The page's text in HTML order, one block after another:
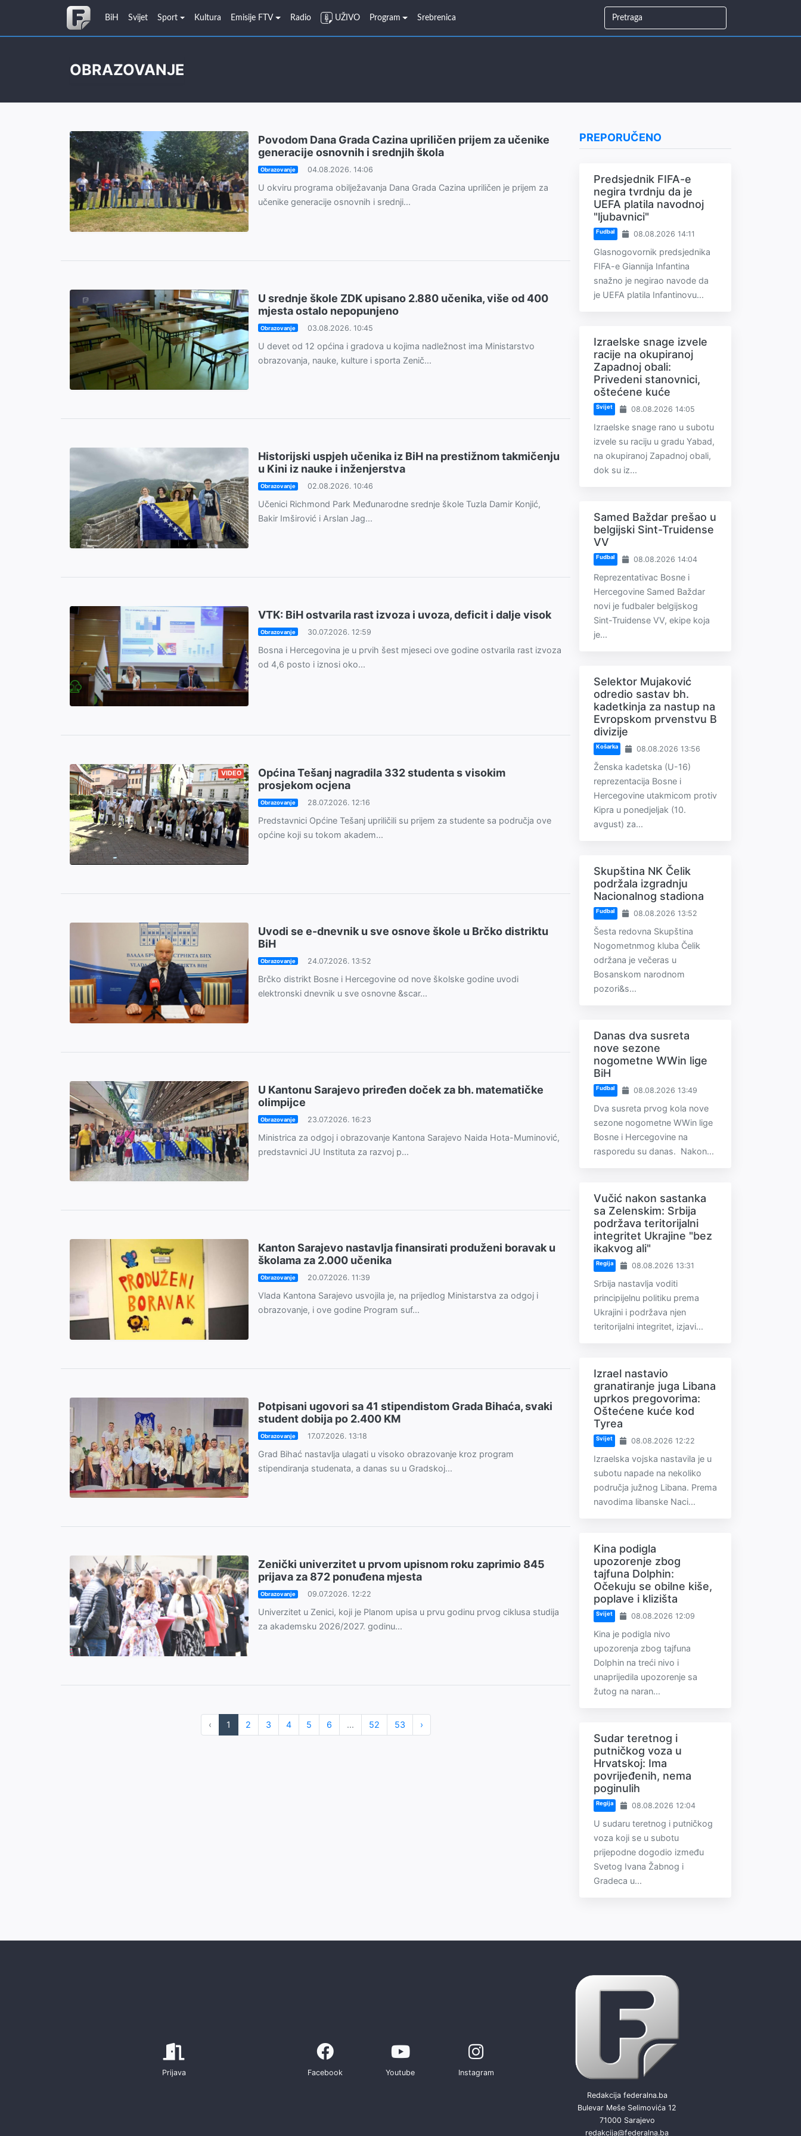
BiH Svijet Sport Kultura Emisije FTV Radio UŽIVO Program Srebrenica
OBRAZOVANJE
Povodom Dana Grada Cazina upriličen prijem za učenike
generacije osnovnih i srednjih škola
Obrazovanje 04.08.2026. 14:06
U okviru programa obilježavanja Dana Grada Cazina upriličen je prijem za
učenike generacije osnovnih i srednji...
U srednje škole ZDK upisano 2.880 učenika, više od 400
mjesta ostalo nepopunjeno
Obrazovanje 03.08.2026. 10:45
U devet od 12 općina i gradova u kojima nadležnost ima Ministarstvo
obrazovanja, nauke, kulture i sporta Zenič...
Historijski uspjeh učenika iz BiH na prestižnom takmičenju
u Kini iz nauke i inženjerstva
Obrazovanje 02.08.2026. 10:46
Učenici Richmond Park Međunarodne srednje škole Tuzla Damir Konjić,
Bakir Imširović i Arslan Jag...
VTK: BiH ostvarila rast izvoza i uvoza, deficit i dalje visok
Obrazovanje 30.07.2026. 12:59
Bosna i Hercegovina je u prvih šest mjeseci ove godine ostvarila rast izvoza
od 4,6 posto i iznosi oko...
VIDEO
Općina Tešanj nagradila 332 studenta s visokim
prosjekom ocjena
Obrazovanje 28.07.2026. 12:16
Predstavnici Općine Tešanj upriličili su prijem za studente sa područja ove
općine koji su tokom akadem...
Uvodi se e-dnevnik u sve osnove škole u Brčko distriktu
BiH
Obrazovanje 24.07.2026. 13:52
Brčko distrikt Bosne i Hercegovine od nove školske godine uvodi
elektronski dnevnik u sve osnovne &scar...
U Kantonu Sarajevo priređen doček za bh. matematičke
olimpijce
Obrazovanje 23.07.2026. 16:23
Ministrica za odgoj i obrazovanje Kantona Sarajevo Naida Hota-Muminović,
predstavnici JU Instituta za razvoj p...
Kanton Sarajevo nastavlja finansirati produženi boravak u
školama za 2.000 učenika
Obrazovanje 20.07.2026. 11:39
Vlada Kantona Sarajevo usvojila je, na prijedlog Ministarstva za odgoj i
obrazovanje, i ove godine Program suf...
Potpisani ugovori sa 41 stipendistom Grada Bihaća, svaki
student dobija po 2.400 KM
Obrazovanje 17.07.2026. 13:18
Grad Bihać nastavlja ulagati u visoko obrazovanje kroz program
stipendiranja studenata, a danas su u Gradskoj...
Zenički univerzitet u prvom upisnom roku zaprimio 845
prijava za 872 ponuđena mjesta
Obrazovanje 09.07.2026. 12:22
Univerzitet u Zenici, koji je Planom upisa u prvu godinu prvog ciklusa studija
za akademsku 2026/2027. godinu...
‹ 1 2 3 4 5 6 ... 52 53 ›
PREPORUČENO
Predsjednik FIFA-e
negira tvrdnju da je
UEFA platila navodnoj
"ljubavnici"
Fudbal 08.08.2026 14:11
Glasnogovornik predsjednika
FIFA-e Giannija Infantina
snažno je negirao navode da
je UEFA platila Infantinovu...
Izraelske snage izvele
racije na okupiranoj
Zapadnoj obali:
Privedeni stanovnici,
oštećene kuće
Svijet 08.08.2026 14:05
Izraelske snage rano u subotu
izvele su raciju u gradu Yabad,
na okupiranoj Zapadnoj obali,
dok su iz...
Samed Baždar prešao u
belgijski Sint-Truidense
VV
Fudbal 08.08.2026 14:04
Reprezentativac Bosne i
Hercegovine Samed Baždar
novi je fudbaler belgijskog
Sint-Truidense VV, ekipe koja
je...
Selektor Mujaković
odredio sastav bh.
kadetkinja za nastup na
Evropskom prvenstvu B
divizije
Košarka 08.08.2026 13:56
Ženska kadetska (U-16)
reprezentacija Bosne i
Hercegovine utakmicom protiv
Kipra u ponedjeljak (10.
avgust) za...
Skupština NK Čelik
podržala izgradnju
Nacionalnog stadiona
Fudbal 08.08.2026 13:52
Šesta redovna Skupština
Nogometnmog kluba Čelik
održana je večeras u
Bosanskom narodnom
pozori&s...
Danas dva susreta
nove sezone
nogometne WWin lige
BiH
Fudbal 08.08.2026 13:49
Dva susreta prvog kola nove
sezone nogometne WWin lige
Bosne i Hercegovine na
rasporedu su danas. Nakon...
Vučić nakon sastanka
sa Zelenskim: Srbija
podržava teritorijalni
integritet Ukrajine "bez
ikakvog ali"
Regija 08.08.2026 13:31
Srbija nastavlja voditi
principijelnu politiku prema
Ukrajini i podržava njen
teritorijalni integritet, izjavi...
Izrael nastavio
granatiranje juga Libana
uprkos pregovorima:
Oštećene kuće kod
Tyrea
Svijet 08.08.2026 12:22
Izraelska vojska nastavila je u
subotu napade na nekoliko
područja južnog Libana. Prema
navodima libanske Naci...
Kina podigla
upozorenje zbog
tajfuna Dolphin:
Očekuju se obilne kiše,
poplave i klizišta
Svijet 08.08.2026 12:09
Kina je podigla nivo
upozorenja zbog tajfuna
Dolphin na treći nivo i
unaprijedila upozorenje sa
žutog na naran...
Sudar teretnog i
putničkog voza u
Hrvatskoj: Ima
povrijeđenih, nema
poginulih
Regija 08.08.2026 12:04
U sudaru teretnog i putničkog
voza koji se u subotu
prijepodne dogodio između
Svetog Ivana Žabnog i
Gradeca u...
Prijava Facebook Youtube Instagram
Redakcija federalna.ba
Bulevar Meše Selimovića 12
71000 Sarajevo
redakcija@federalna.ba